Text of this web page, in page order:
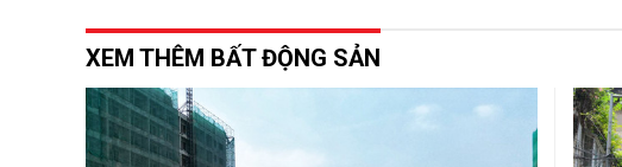
XEM THÊM BẤT ĐỘNG SẢN